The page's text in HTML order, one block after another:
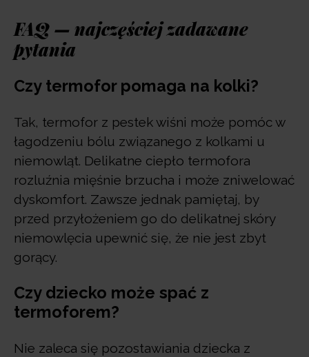
FAQ — najczęściej zadawane
pytania
Czy termofor pomaga na kolki?
Tak, termofor z pestek wiśni może pomóc w
łagodzeniu bólu związanego z kolkami u
niemowląt. Delikatne ciepło termofora
rozluźnia mięśnie brzucha i może zniwelować
dyskomfort. Zawsze jednak pamiętaj, by
przed przyłożeniem go do delikatnej skóry
niemowlęcia upewnić się, że nie jest zbyt
gorący.
Czy dziecko może spać z
termoforem?
Nie zaleca się pozostawiania dziecka z